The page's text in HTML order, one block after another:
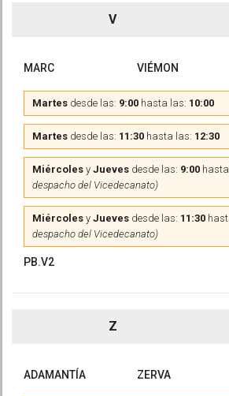
V
MARC VIÉMON
Martes desde las: 9:00 hasta las: 10:00
Martes desde las: 11:30 hasta las: 12:30
Miércoles y Jueves desde las: 9:00
despacho del Vicedecanato)
Miércoles y Jueves desde las: 11:30
despacho del Vicedecanato)
PB.V2
Z
ADAMANTÍA ZERVA